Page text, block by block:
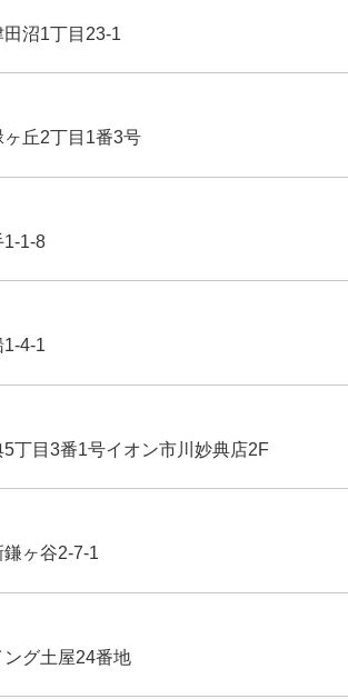
沼1丁目23-1
丘2丁目1番3号
1-8
4-1
目3番1号イオン市川妙典店2F
ヶ谷2-7-1
グ土屋24番地